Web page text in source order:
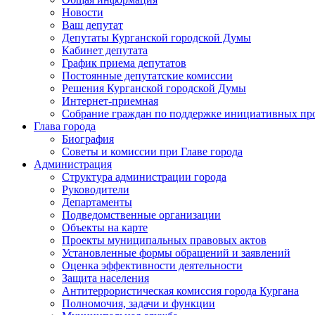
Новости
Ваш депутат
Депутаты Курганской городской Думы
Кабинет депутата
График приема депутатов
Постоянные депутатские комиссии
Решения Курганской городской Думы
Интернет-приемная
Собрание граждан по поддержке инициативных
Глава города
Биография
Советы и комиссии при Главе города
Администрация
Структура администрации города
Руководители
Департаменты
Подведомственные организации
Объекты на карте
Проекты муниципальных правовых актов
Установленные формы обращений и заявлений
Оценка эффективности деятельности
Защита населения
Антитеррористическая комиссия города Кургана
Полномочия, задачи и функции